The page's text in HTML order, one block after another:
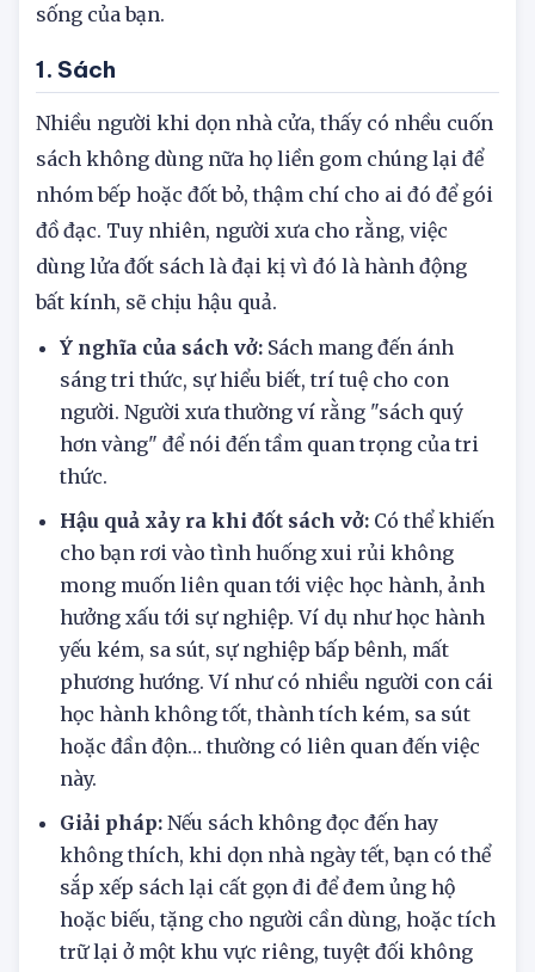
sống của bạn.
1. Sách
Nhiều người khi dọn nhà cửa, thấy có nhều cuốn
sách không dùng nữa họ liền gom chúng lại để
nhóm bếp hoặc đốt bỏ, thậm chí cho ai đó để gói
đồ đạc. Tuy nhiên, người xưa cho rằng, việc
dùng lửa đốt sách là đại kị vì đó là hành động
bất kính, sẽ chịu hậu quả.
Ý nghĩa của sách vở: Sách mang đến ánh
sáng tri thức, sự hiểu biết, trí tuệ cho con
người. Người xưa thường ví rằng "sách quý
hơn vàng" để nói đến tầm quan trọng của tri
thức.
Hậu quả xảy ra khi đốt sách vở: Có thể khiến
cho bạn rơi vào tình huống xui rủi không
mong muốn liên quan tới việc học hành, ảnh
hưởng xấu tới sự nghiệp. Ví dụ như học hành
yếu kém, sa sút, sự nghiệp bấp bênh, mất
phương hướng. Ví như có nhiều người con cái
học hành không tốt, thành tích kém, sa sút
hoặc đần độn… thường có liên quan đến việc
này.
Giải pháp: Nếu sách không đọc đến hay
không thích, khi dọn nhà ngày tết, bạn có thể
sắp xếp sách lại cất gọn đi để đem ủng hộ
hoặc biếu, tặng cho người cần dùng, hoặc tích
trữ lại ở một khu vực riêng, tuyệt đối không